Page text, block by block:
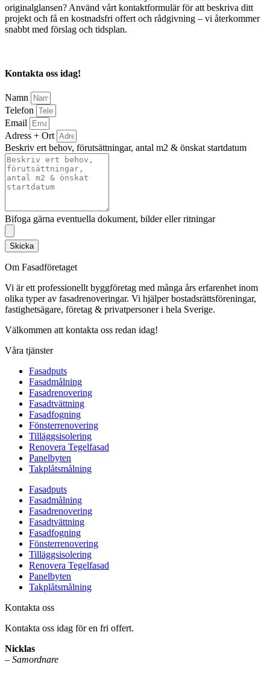
originalglansen? Använd vårt kontaktformulär för att beskriva ditt
projekt och få en kostnadsfri offert och rådgivning – vi återkommer
snabbt med förslag och tidsplan.
Kontakta oss idag!
Namn
Telefon
Email
Adress + Ort
Beskriv ert behov, förutsättningar, antal m2 & önskat startdatum
Bifoga gärna eventuella dokument, bilder eller ritningar
Skicka
Om Fasadföretaget
Vi är ett professionellt byggföretag med många års erfarenhet inom
olika typer av fasadrenoveringar. Vi hjälper bostadsrättsföreningar,
fastighetsägare, företag & privatpersoner i hela Sverige.
Välkommen att kontakta oss redan idag!
Våra tjänster
Fasadputs
Fasadmålning
Fasadrenovering
Fasadtvättning
Fasadfogning
Fönsterrenovering
Tilläggsisolering
Renovera Tegelfasad
Panelbyten
Takplåtsmålning
Fasadputs
Fasadmålning
Fasadrenovering
Fasadtvättning
Fasadfogning
Fönsterrenovering
Tilläggsisolering
Renovera Tegelfasad
Panelbyten
Takplåtsmålning
Kontakta oss
Kontakta oss idag för en fri offert.
Nicklas
– Samordnare